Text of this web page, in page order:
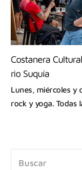
Costanera
rio Suquía
Lunes, miércoles y
rock y yoga. Todas